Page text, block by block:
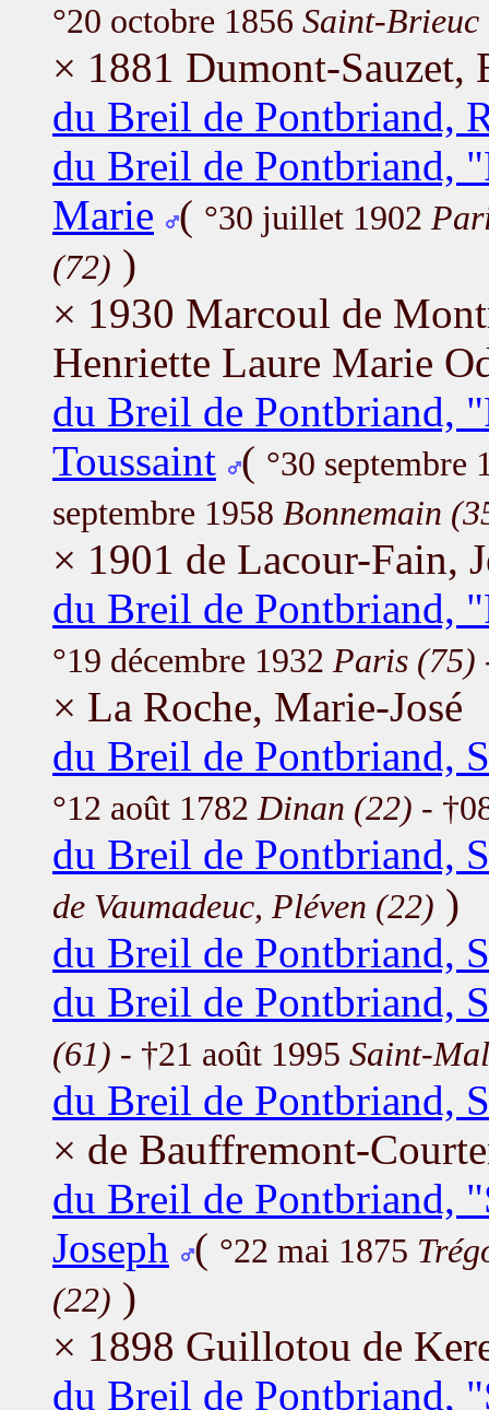
°20 octobre 1856 Saint-Brieuc
× 1881 Dumont-Sauzet,
du Breil de Pontbriand,
du Breil de Pontbriand,
Marie ( °30 juillet 1902
(72) )
× 1930 Marcoul de
Henriette Laure Marie
du Breil de Pontbriand,
Toussaint ( °30 septembre
septembre 1958 Bonnemain
× 1901 de Lacour-Fain,
du Breil de Pontbriand,
°19 décembre 1932 Paris (75)
× La Roche, Marie-José
du Breil de Pontbriand,
°12 août 1782 Dinan (22) -
du Breil de Pontbriand,
de Vaumadeuc, Pléven (22) )
du Breil de Pontbriand,
du Breil de Pontbriand,
(61) - †21 août 1995 Saint-
du Breil de Pontbriand,
× de Bauffremont-
du Breil de Pontbriand,
Joseph
( °22 mai 1875
(22) )
× 1898 Guillotou de
du Breil de Pontbriand,